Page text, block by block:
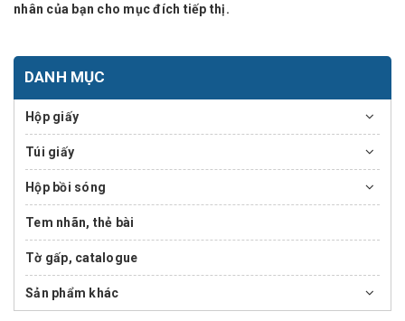
nhân của bạn cho mục đích tiếp thị.
DANH MỤC
Hộp giấy
Túi giấy
Hộp bồi sóng
Tem nhãn, thẻ bài
Tờ gấp, catalogue
Sản phẩm khác